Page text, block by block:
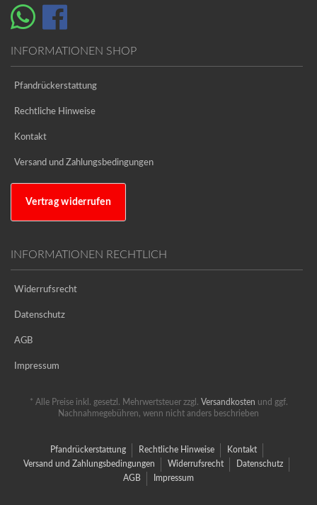
INFORMATIONEN SHOP
Pfandrückerstattung
Rechtliche Hinweise
Kontakt
Versand und Zahlungsbedingungen
Vertrag widerrufen
INFORMATIONEN RECHTLICH
Widerrufsrecht
Datenschutz
AGB
Impressum
* Alle Preise inkl. gesetzl. Mehrwertsteuer zzgl. Versandkosten und ggf.
Nachnahmegebühren, wenn nicht anders beschrieben
Pfandrückerstattung Rechtliche Hinweise
Kontakt
Versand und Zahlungsbedingungen
Widerrufsrecht
Datenschutz
AGB
Impressum